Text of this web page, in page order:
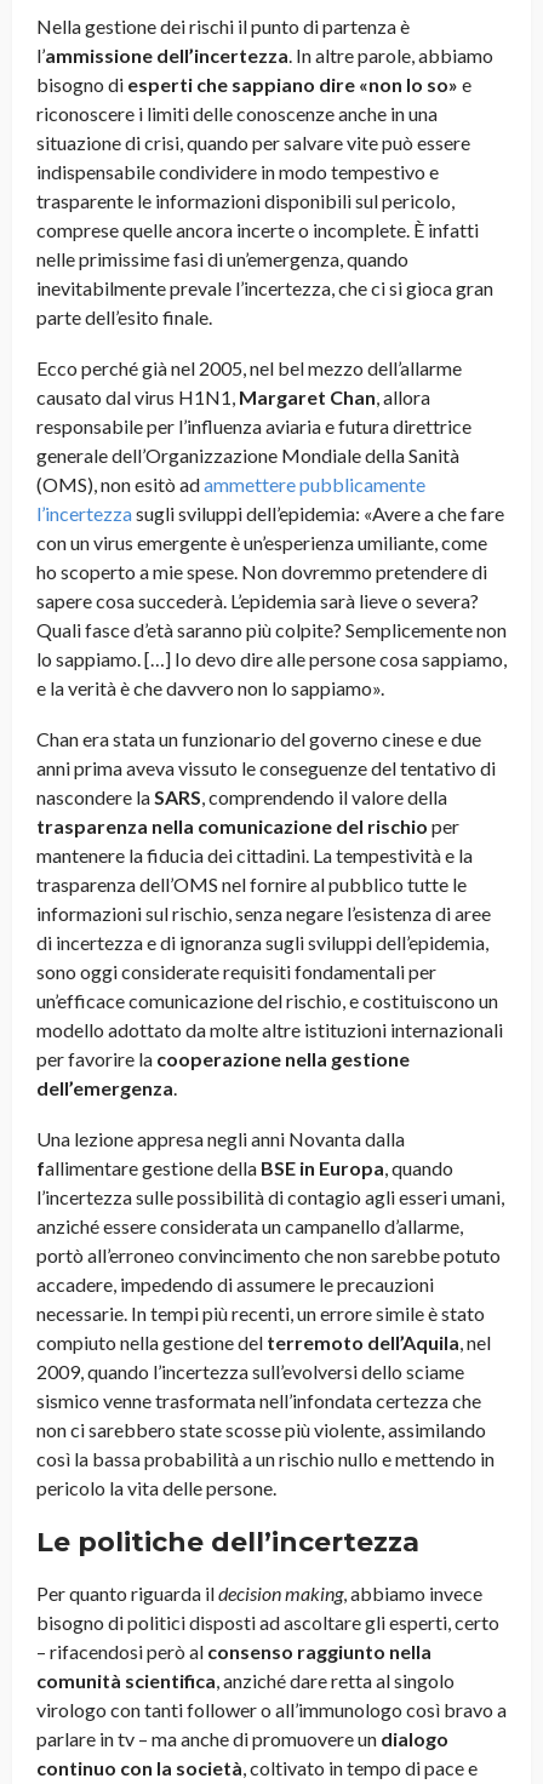
Nella gestione dei rischi il punto di partenza è
l’ammissione dell’incertezza. In altre parole, abbiamo
bisogno di esperti che sappiano dire «non lo so» e
riconoscere i limiti delle conoscenze anche in una
situazione di crisi, quando per salvare vite può essere
indispensabile condividere in modo tempestivo e
trasparente le informazioni disponibili sul pericolo,
comprese quelle ancora incerte o incomplete. È infatti
nelle primissime fasi di un’emergenza, quando
inevitabilmente prevale l’incertezza, che ci si gioca gran
parte dell’esito finale.
Ecco perché già nel 2005, nel bel mezzo dell’allarme
causato dal virus H1N1, Margaret Chan, allora
responsabile per l’influenza aviaria e futura direttrice
generale dell’Organizzazione Mondiale della Sanità
(OMS), non esitò adammettere pubblicamente
l’incertezzasugli sviluppi dell’epidemia: «Avere a che fare
con un virus emergente è un’esperienza umiliante, come
ho scoperto a mie spese. Non dovremmo pretendere di
sapere cosa succederà. L’epidemia sarà lieve o severa?
Quali fasce d’età saranno più colpite? Semplicemente non
lo sappiamo. […] Io devo dire alle persone cosa sappiamo,
e la verità è che davvero non lo sappiamo».
Chan era stata un funzionario del governo cinese e due
anni prima aveva vissuto le conseguenze del tentativo di
nascondere laSARS, comprendendo il valore della
trasparenza nella comunicazione del rischio per
mantenere la fiducia dei cittadini. La tempestività e la
trasparenza dell’OMS nel fornire al pubblico tutte le
informazioni sul rischio, senza negare l’esistenza di aree
di incertezza e di ignoranza sugli sviluppi dell’epidemia,
sono oggi considerate requisiti fondamentali per
un’efficace comunicazione del rischio, e costituiscono un
modello adottato da molte altre istituzioni internazionali
per favorire la cooperazione nella gestione
dell’emergenza.
Una lezione appresa negli anni Novanta dalla
fallimentare gestione della BSE in Europa, quando
l’incertezza sulle possibilità di contagio agli esseri umani,
anziché essere considerata un campanello d’allarme,
portò all’erroneo convincimento che non sarebbe potuto
accadere, impedendo di assumere le precauzioni
necessarie. In tempi più recenti, un errore simile è stato
compiuto nella gestione del terremoto dell’Aquila, nel
2009, quando l’incertezza sull’evolversi dello sciame
sismico venne trasformata nell’infondata certezza che
non ci sarebbero state scosse più violente, assimilando
così la bassa probabilità a un rischio nullo e mettendo in
pericolo la vita delle persone.
Le politiche dell’incertezza
Per quanto riguarda ildecision making, abbiamo invece
bisogno di politici disposti ad ascoltare gli esperti, certo
– rifacendosi però al consenso raggiunto nella
comunità scientifica, anziché dare retta al singolo
virologo con tanti follower o all’immunologo così bravo a
parlare in tv – ma anche di promuovere un dialogo
continuo con la società, coltivato in tempo di pace e